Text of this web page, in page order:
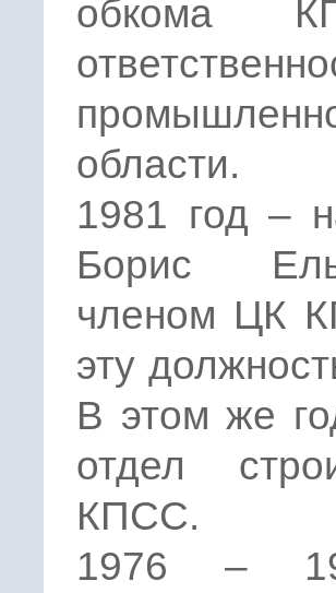
обкома
области.
1981 год –
Борис
членом ЦК
эту
В этом же
отдел
КПСС.
1976 –